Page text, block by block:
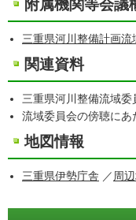
附属機関等会議
三重県河川整備計画流
関連資料
三重県河川整備流域委
流域委員会の傍聴にあ
地図情報
三重県伊勢庁舎 ／ 周